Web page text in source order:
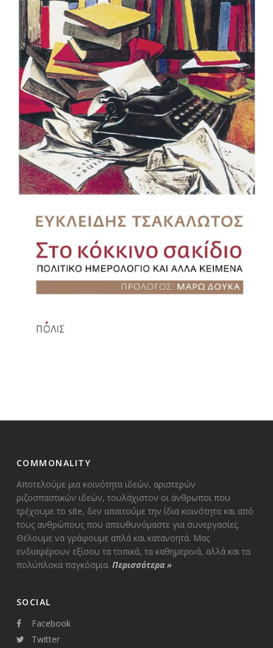
COMMONALITY
Αποτελούμε μια κοινότητα ιδεών, αριστερών
ριζοσπαστικών ιδεών, τουλάχιστον οι άνθρωποι που
τρέχουμε το site, δεν απαιτούμε την ίδια κοινότητα και από
τους ανθρώπους που απευθυνόμαστε για συνεργασίες.
Θέλουμε να γράφουμε απλά και κατανοητά. Μας
ενδιαφέρουν εξίσου τα τοπικά, τα καθημερινά, αλλά και τα
πολύπλοκα παγκόσμια. Περισσότερα»
SOCIAL
Facebook
Twitter